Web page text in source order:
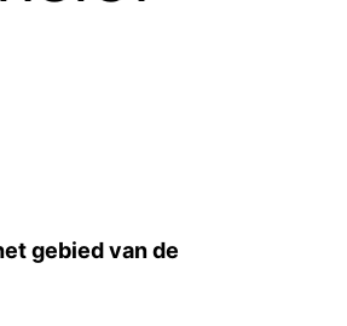
gebied van de